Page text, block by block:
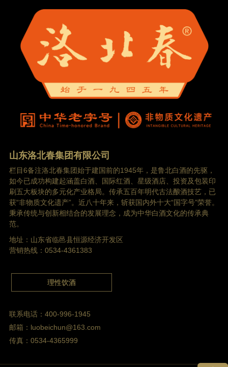
山东洛北春集团有限公司
栏目6备注洛北春集团始于建国前的1945年，是鲁北白酒的先驱，
如今已成功构建起涵盖白酒、国际红酒、星级酒店、投资及包装印
刷五大板块的多元化产业格局。传承五百年明代古法酿酒技艺，已
获“非物质文化遗产”。近八十年来，斩获国内外十大“国字号”荣誉。
秉承传统与创新相结合的发展理念，成为中华白酒文化的传承典
范。
地址：山东省临邑县恒源经济开发区
营销热线：0534-4361383
理性饮酒
联系电话：400-996-1945
邮箱：luobeichun@163.com
传真：0534-4365999